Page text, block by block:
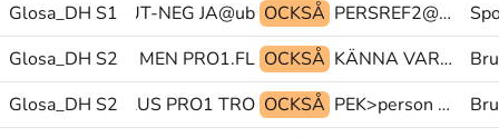
Glosa_DH S1
SLUTA FUT-NEG JA@ub OCKSÅ PERSREF2@pr SLUTA JA@ub
Glosa_DH S2KRAMA MEN PRO1.FL OCKSÅ KÄNNA VARANDRA PLUS
Glosa_DH S2PLUS PRO1 TRO OCKSÅ PEK>person KÄNNA VARANDRA